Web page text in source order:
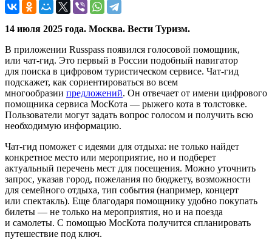
14 июля 2025 года. Москва. Вести Туризм.
В приложении Russpass появился голосовой помощник,
или чат-гид. Это первый в России подобный навигатор
для поиска в цифровом туристическом сервисе. Чат-гид
подскажет, как сориентироваться во всем
многообразии предложений. Он отвечает от имени цифрового
помощника сервиса МосКота — рыжего кота в толстовке.
Пользователи могут задать вопрос голосом и получить всю
необходимую информацию.
Чат-гид поможет с идеями для отдыха: не только найдет
конкретное место или мероприятие, но и подберет
актуальный перечень мест для посещения. Можно уточнить
запрос, указав город, пожелания по бюджету, возможности
для семейного отдыха, тип события (например, концерт
или спектакль). Еще благодаря помощнику удобно покупать
билеты — не только на мероприятия, но и на поезда
и самолеты. С помощью МосКота получится спланировать
путешествие под ключ.